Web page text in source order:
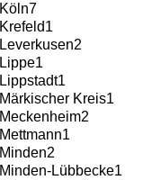
Köln7
Krefeld1
Leverkusen2
Lippe1
Lippstadt1
Märkischer Kreis1
Meckenheim2
Mettmann1
Minden2
Minden-Lübbecke1